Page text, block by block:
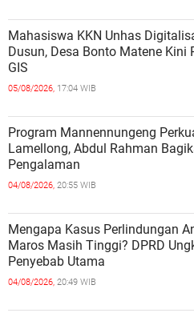
Mahasiswa KKN Unhas
Dusun, Desa Bonto Matene Kini
GIS
05/08/2026, 17:04 WIB
Program Mannennungeng
Lamellong, Abdul Rahman
Pengalaman
04/08/2026, 20:55 WIB
Mengapa Kasus Perlindungan
Maros Masih Tinggi? DPRD
Penyebab Utama
04/08/2026, 20:49 WIB